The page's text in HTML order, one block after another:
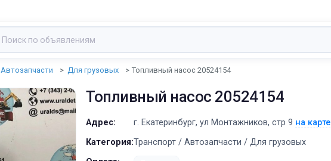
Автозапчасти Для грузовых Топливный насос 20524154
Топливный насос 20524154
Адрес: г. Екатеринбург, ул Монтажников, стр 9 на карте
Категория:Транспорт / Автозапчасти / Для грузовых